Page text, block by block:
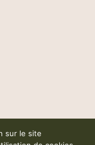
sur le site